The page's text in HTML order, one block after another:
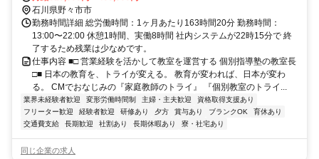
石川県野々市市
勤務時間詳細 総労働時間：1ヶ月あたり163時間20分 勤務時間：
13:00〜22:00 休憩1時間、実働8時間 社内システムが22時15分で 終
了するため残業は少なめです。
仕事内容 ■□ 営業経験を活かして教室を運営する 個別指導塾の教室長
□■ 日本の教育を、トライが変える。 教育が変われば、日本が変わ
る。 CMでおなじみの『家庭教師のトライ』 『個別教室のトライ...
業界未経験者歓迎 変形労働時間制 主婦・主夫歓迎
資格取得支援あり
フリーター歓迎
経験者歓迎 研修あり 夕方 賞与あり ブランクOK
育休あり
交通費支給
長期歓迎 社割あり 長期休暇あり 寮・社宅あり
同じ企業の求人